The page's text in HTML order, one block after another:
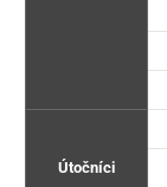
Útočníci